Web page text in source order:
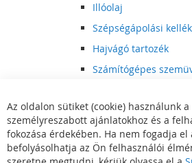
Illóolaj
Szépségápolási kellék
Hajvágó tartozék
Számítógépes
Hajvágó kiegészítő
Szórakoztató elektronika
Multimédia
DVD, BluRay lejátszó
Az oldalon sütiket (cookie) használunk
személyreszabott ajánlatokhoz és a
fokozása érdekében. Ha nem fogadja el
befolyásolhatja az Ön felhasználói